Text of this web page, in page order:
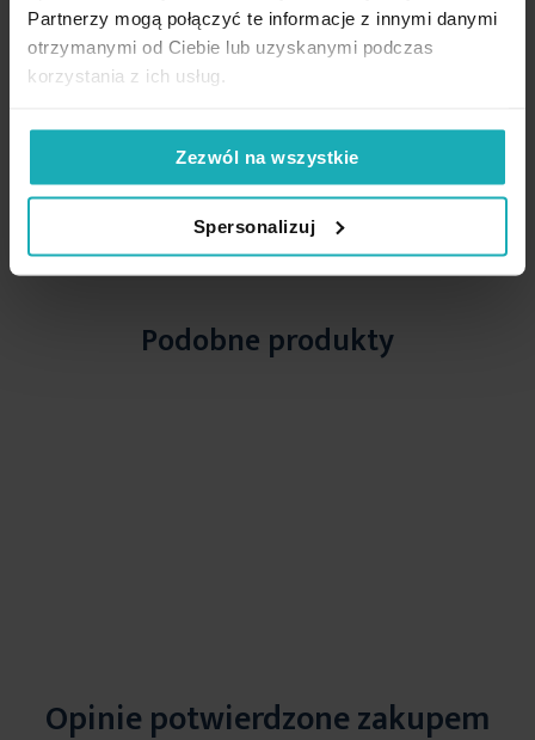
Partnerzy mogą połączyć te informacje z innymi danymi
otrzymanymi od Ciebie lub uzyskanymi podczas
korzystania z ich usług.
Zezwól na wszystkie
Spersonalizuj
do listy życzeń
199,30 zł
Dodaj do koszyka Dodaj do listy życzeń
246,00 zł
Dodaj do koszyka
Podobne produkty
Opinie potwierdzone zakupem